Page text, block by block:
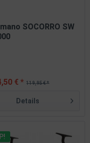
SOCORRO SW
119,95 € *
€ *
Details